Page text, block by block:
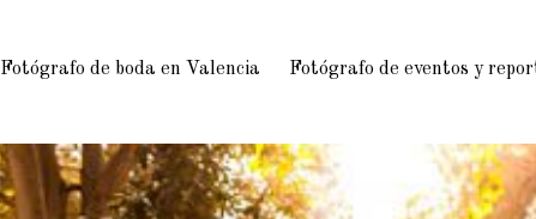
Fotógrafo de boda en Valencia Fotógrafo de eventos y